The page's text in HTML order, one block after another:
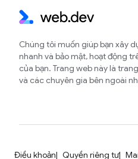
Chúng tôi muốn giúp bạn xây
nhanh và bảo mật, hoạt động
của bạn. Trang web này là
và các chuyên gia bên ngoài
Điều khoản Quyền riêng tư